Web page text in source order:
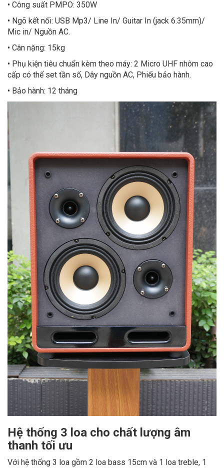
• Công suất PMPO: 350W
• Ngõ kết nối: USB Mp3/ Line In/ Guitar In (jack 6.35mm)/
Mic in/ Nguồn AC.
• Cân nặng: 15kg
• Phụ kiện tiêu chuẩn kèm theo máy: 2 Micro UHF nhôm cao
cấp có thể set tần số, Dây nguồn AC, Phiếu bảo hành.
• Bảo hành: 12 tháng
Hệ thống 3 loa cho chất lượng âm
thanh tối ưu
Với hệ thống 3 loa gồm 2 loa bass 15cm và 1 loa treble, 1